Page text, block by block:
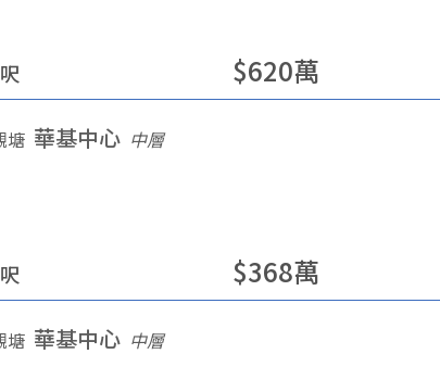
呎 $620萬
塘 華基中心 中層
呎 $368萬
塘 華基中心 中層